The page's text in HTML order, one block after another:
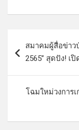
น
ว
สมาคมผู้สื่อข่าว
2565” สุดปัง! เ
โฉมใหม่วงการ